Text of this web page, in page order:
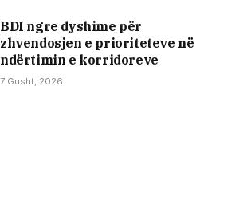
BDI ngre dyshime për
zhvendosjen e prioriteteve në
ndërtimin e korridoreve
7 Gusht, 2026